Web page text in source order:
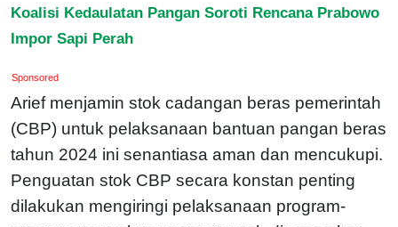
Koalisi Kedaulatan Pangan Soroti Rencana Prabowo
Impor Sapi Perah
Sponsored
Arief menjamin stok cadangan beras pemerintah
(CBP) untuk pelaksanaan bantuan pangan beras
tahun 2024 ini senantiasa aman dan mencukupi.
Penguatan stok CBP secara konstan penting
dilakukan mengiringi pelaksanaan program-